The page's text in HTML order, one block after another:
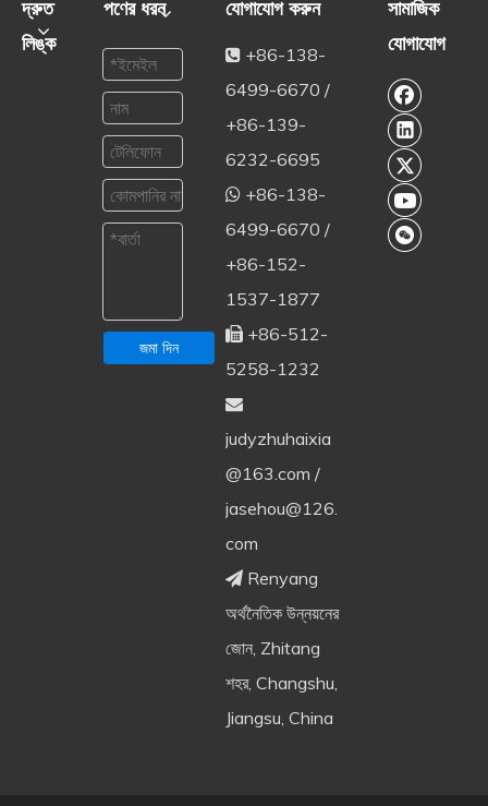
দ্রুত
লিঙ্ক
পণের ধরন
জমা দিন
যোগাযোগ করুন
+86-138-
6499-6670 /
+86-139-
6232-6695
 +86-138-
6499-6670 /
+86-152-
1537-1877
+86-512-
5258-1232

judyzhuhaixia
@163.com /
jasehou@126.
com
Renyang
অর্থনৈতিক উন্নয়নের
জোন, Zhitang
শহর, Changshu,
Jiangsu, China
সামাজিক
যোগাযোগ